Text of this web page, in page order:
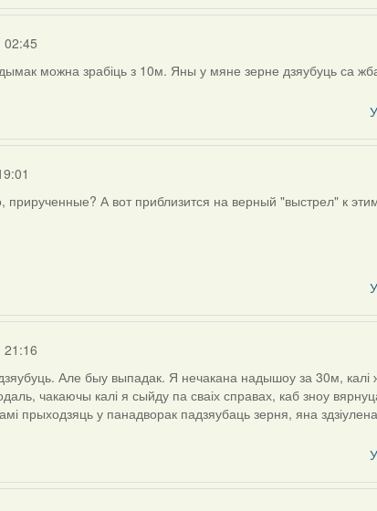
02:45
можна зрабіць з 10м. Яны у мяне зерне дзяубуць са
А вот приблизится на верный "выстрел" к
21:16
Але быу выпадак. Я нечакана надышоу за 30м, калі
чакаючы калі я сыйду па сваіх справах, каб зноу
прыходзяць у панадворак падзяубаць зерня, яна